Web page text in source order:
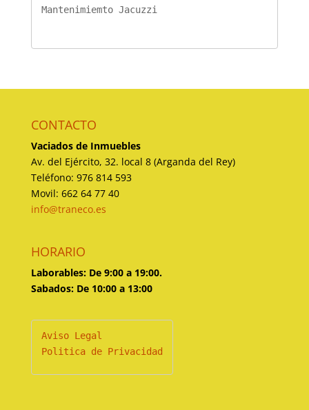
Mantenimiemto Jacuzzi
CONTACTO
Vaciados de Inmuebles
Av. del Ejército, 32. local 8 (Arganda del Rey)
Teléfono: 976 814 593
Movil: 662 64 77 40
info@traneco.es
HORARIO
Laborables: De 9:00 a 19:00.
Sabados: De 10:00 a 13:00
Politica de Privacidad